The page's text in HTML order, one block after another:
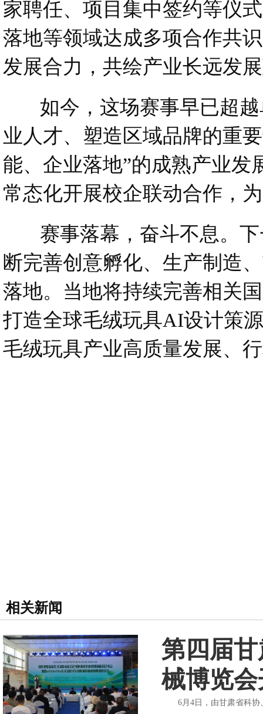
家聘任、项目集中签约等仪
落地等领域达成多项合作共
发展合力，共绘产业长远发
如今，这场赛事早已超越
业人才、塑造区域品牌的重
能、企业落地”的成熟产业发
常态化开展校企联动合作，
赛事落幕，奋斗不息。下
断完善创意孵化、生产制造
落地。当地将持续完善相关
打造全球毛绒玩具AI设计策
毛绒玩具产业高质量发展、
相关新闻
第四届
械博览
6月4日，由甘肃省科协、